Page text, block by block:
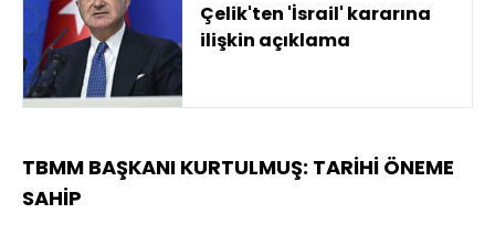
Çelik'ten 'İsrail' kararına
ilişkin açıklama
TBMM BAŞKANI KURTULMUŞ: TARİHİ ÖNEME
SAHİP